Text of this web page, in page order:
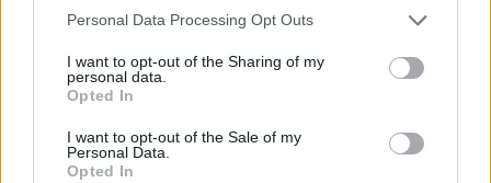
Personal Data Processing Opt Outs
I want to opt-out of the Sharing of my
personal data.
Opted In
I want to opt-out of the Sale of my
Personal Data.
Opted In
2026. augusztus 05., szerda
Kedden választhatják meg
Magyarország új köztársasági
elnökét